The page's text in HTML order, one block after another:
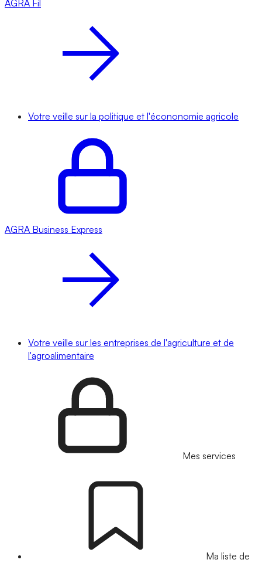
AGRA Fil
Votre veille sur la politique et l'écononomie agricole
AGRA Business Express
Votre veille sur les entreprises de l'agriculture et de
l'agroalimentaire
Mes services
Ma liste de